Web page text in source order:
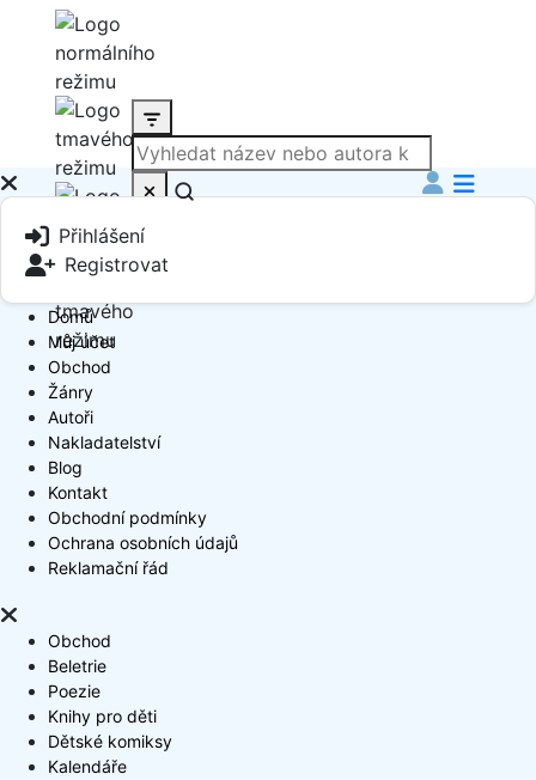
Produkt
Book Author
Přihlášení
Registrovat
Domů
Můj účet
Obchod
Žánry
Autoři
Nakladatelství
Blog
Kontakt
Obchodní podmínky
Ochrana osobních údajů
Reklamační řád
Obchod
Beletrie
Poezie
Knihy pro děti
Dětské komiksy
Kalendáře